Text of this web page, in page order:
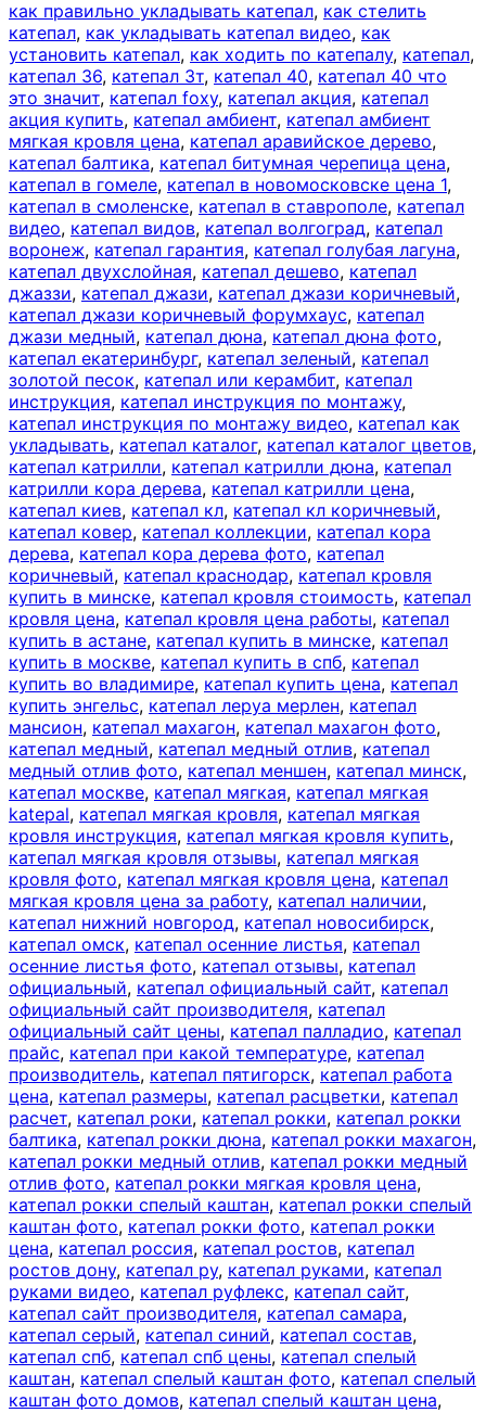
как правильно укладывать катепал, как стелить
катепал, как укладывать катепал видео, как
установить катепал, как ходить по катепалу, катепал,
катепал 36, катепал 3т, катепал 40, катепал 40 что
это значит, катепал foxy, катепал акция, катепал
акция купить, катепал амбиент, катепал амбиент
мягкая кровля цена, катепал аравийское дерево,
катепал балтика, катепал битумная черепица цена,
катепал в гомеле, катепал в новомосковске цена 1,
катепал в смоленске, катепал в ставрополе, катепал
видео, катепал видов, катепал волгоград, катепал
воронеж, катепал гарантия, катепал голубая лагуна,
катепал двухслойная, катепал дешево, катепал
джаззи, катепал джази, катепал джази коричневый,
катепал джази коричневый форумхаус, катепал
джази медный, катепал дюна, катепал дюна фото,
катепал екатеринбург, катепал зеленый, катепал
золотой песок, катепал или керамбит, катепал
инструкция, катепал инструкция по монтажу,
катепал инструкция по монтажу видео, катепал как
укладывать, катепал каталог, катепал каталог цветов,
катепал катрилли, катепал катрилли дюна, катепал
катрилли кора дерева, катепал катрилли цена,
катепал киев, катепал кл, катепал кл коричневый,
катепал ковер, катепал коллекции, катепал кора
дерева, катепал кора дерева фото, катепал
коричневый, катепал краснодар, катепал кровля
купить в минске, катепал кровля стоимость, катепал
кровля цена, катепал кровля цена работы, катепал
купить в астане, катепал купить в минске, катепал
купить в москве, катепал купить в спб, катепал
купить во владимире, катепал купить цена, катепал
купить энгельс, катепал леруа мерлен, катепал
мансион, катепал махагон, катепал махагон фото,
катепал медный, катепал медный отлив, катепал
медный отлив фото, катепал меншен, катепал минск,
катепал москве, катепал мягкая, катепал мягкая
katepal, катепал мягкая кровля, катепал мягкая
кровля инструкция, катепал мягкая кровля купить,
катепал мягкая кровля отзывы, катепал мягкая
кровля фото, катепал мягкая кровля цена, катепал
мягкая кровля цена за работу, катепал наличии,
катепал нижний новгород, катепал новосибирск,
катепал омск, катепал осенние листья, катепал
осенние листья фото, катепал отзывы, катепал
официальный, катепал официальный сайт, катепал
официальный сайт производителя, катепал
официальный сайт цены, катепал палладио, катепал
прайс, катепал при какой температуре, катепал
производитель, катепал пятигорск, катепал работа
цена, катепал размеры, катепал расцветки, катепал
расчет, катепал роки, катепал рокки, катепал рокки
балтика, катепал рокки дюна, катепал рокки махагон,
катепал рокки медный отлив, катепал рокки медный
отлив фото, катепал рокки мягкая кровля цена,
катепал рокки спелый каштан, катепал рокки спелый
каштан фото, катепал рокки фото, катепал рокки
цена, катепал россия, катепал ростов, катепал
ростов дону, катепал ру, катепал руками, катепал
руками видео, катепал руфлекс, катепал сайт,
катепал сайт производителя, катепал самара,
катепал серый, катепал синий, катепал состав,
катепал спб, катепал спб цены, катепал спелый
каштан, катепал спелый каштан фото, катепал спелый
каштан фото домов, катепал спелый каштан цена,